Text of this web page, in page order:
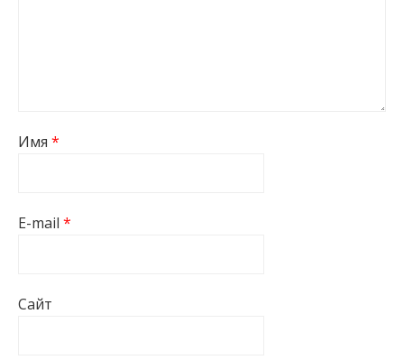
Имя *
E-mail *
Сайт